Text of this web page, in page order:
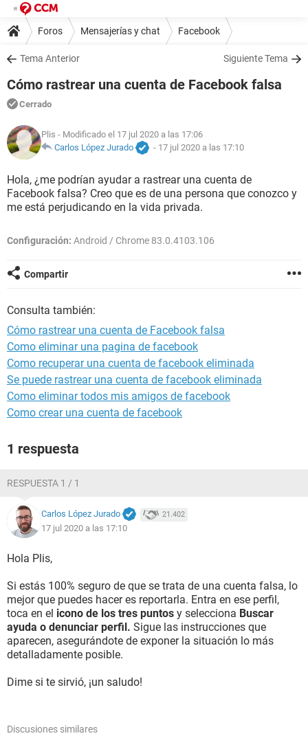
Foros Mensajerías y chat Facebook
Tema Anterior Siguiente Tema
Cómo rastrear una cuenta de Facebook falsa
Cerrado
Plis - Modificado el 17 jul 2020 a las 17:06
Carlos López Jurado
- 17 jul 2020 a las 17:10
Hola, ¿me podrían ayudar a rastrear una cuenta de
Facebook falsa? Creo que es de una persona que conozco y
me está perjudicando en la vida privada.
Configuración: Android / Chrome 83.0.4103.106
Compartir
Consulta también:
Cómo rastrear una cuenta de Facebook falsa
Como eliminar una pagina de facebook
Como recuperar una cuenta de facebook eliminada
Se puede rastrear una cuenta de facebook eliminada
Como eliminar todos mis amigos de facebook
Como crear una cuenta de facebook
1 respuesta
RESPUESTA 1 / 1
Carlos López Jurado 21.402
17 jul 2020 a las 17:10
Hola Plis,
Si estás 100% seguro de que se trata de una cuenta falsa, lo
mejor que puedes hacer es reportarla. Entra en ese perfil,
toca en el icono de los tres puntos y selecciona Buscar
ayuda o denunciar perfil. Sigue las instrucciones que
aparecen, asegurándote de exponer la situación lo más
detalladamente posible.
Dime si te sirvió, ¡un saludo!
Discusiones similares